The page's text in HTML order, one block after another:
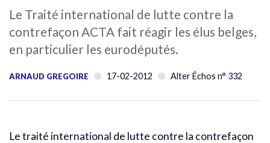
Le Traité international de lutte contre la
contrefaçon ACTA fait réagir les élus belges,
en particulier les eurodéputés.
ARNAUD GREGOIRE 17-02-2012 Alter Échos n° 332
Le traité international de lutte contre la contrefaçon